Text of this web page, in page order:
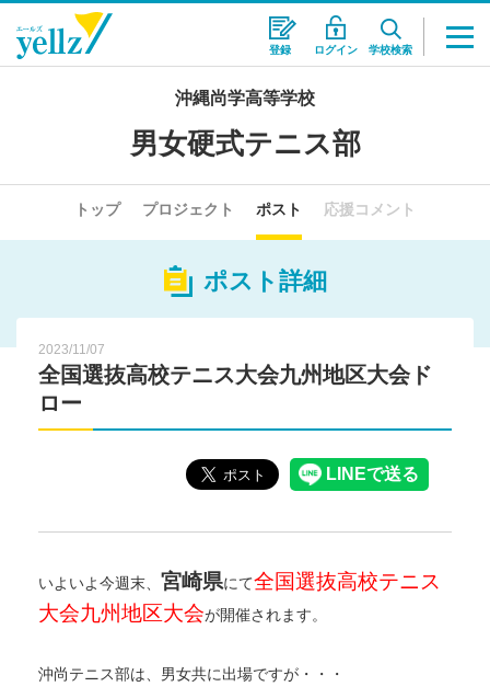
登録 ログイン 学校検索
沖縄尚学高等学校
男女硬式テニス部
トップ プロジェクト ポスト 応援コメント
ポスト詳細
2023/11/07
全国選抜高校テニス大会九州地区大会ド
ロー
いよいよ今週末、 宮崎県にて全国選抜高校テニス
大会九州地区大会が開催されます。
沖尚テニス部は、男女共に出場ですが・・・